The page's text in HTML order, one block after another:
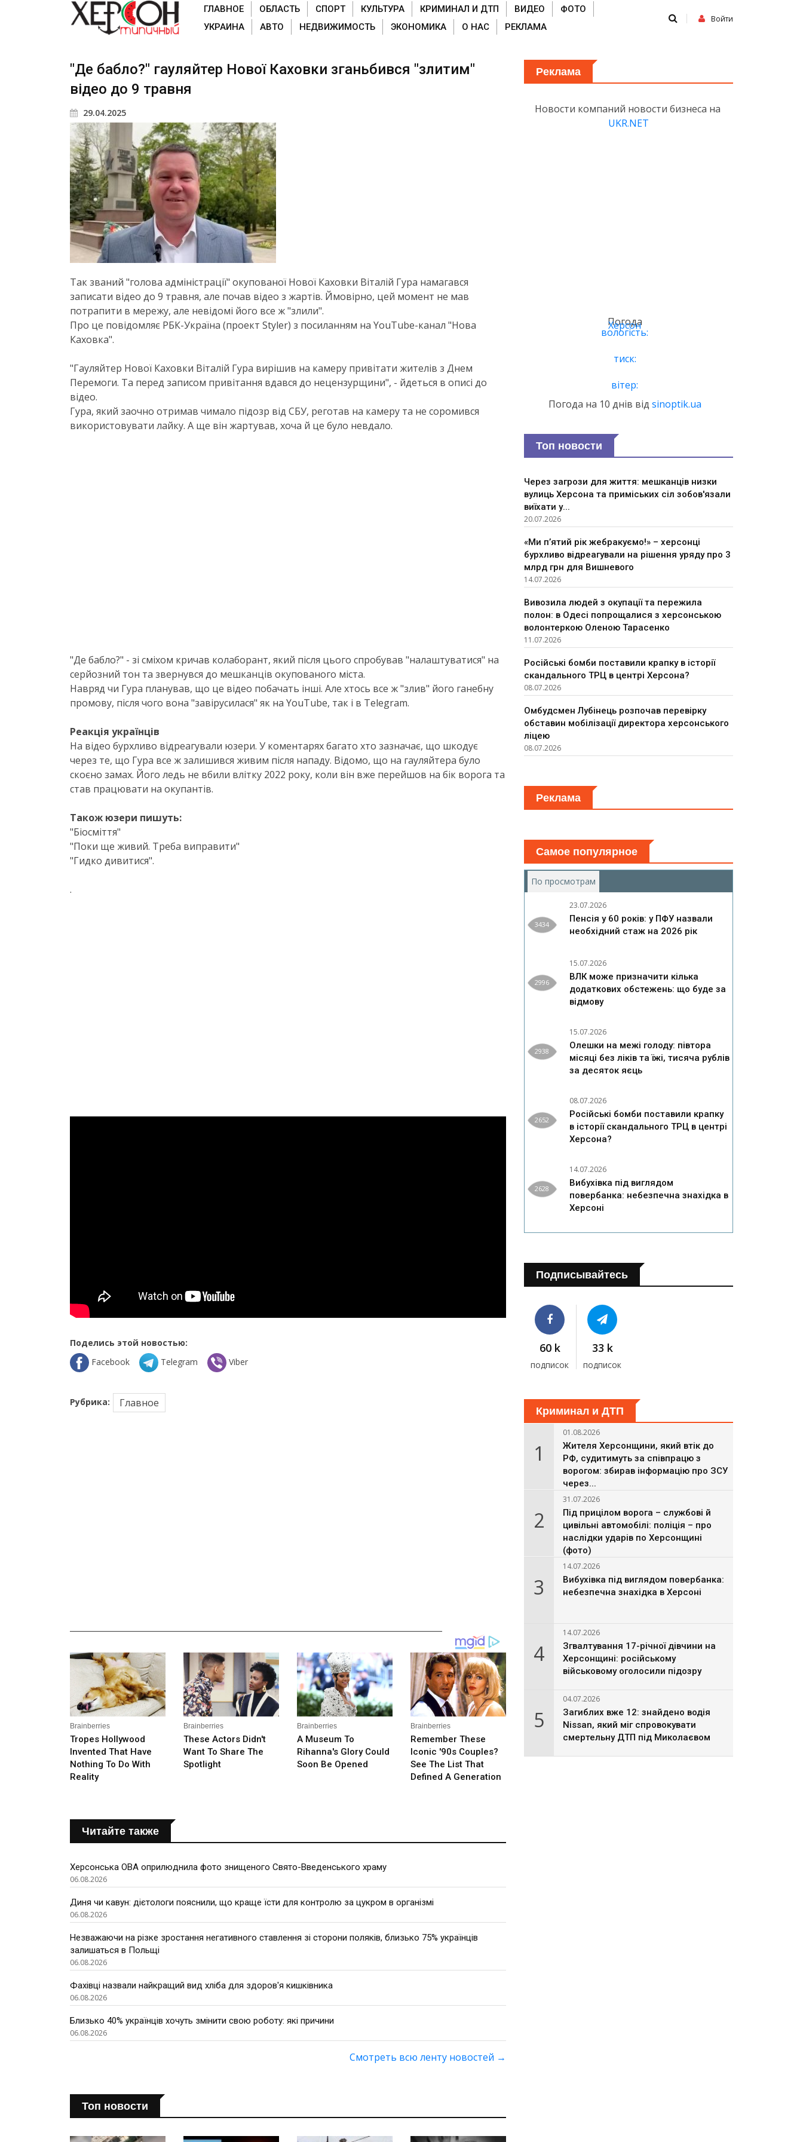
ГЛАВНОЕ ОБЛАСТЬ СПОРТ КУЛЬТУРА КРИМИНАЛ И ДТП ВИДЕО
ФОТО
УКРАИНА
АВТО НЕДВИЖИМОСТЬ ЭКОНОМИКА О НАС РЕКЛАМА
Войти
"Де бабло?" гауляйтер Нової Каховки зганьбився "злитим"
відео до 9 травня
29.04.2025
Так званий "голова адміністрації" окупованої Нової Каховки Віталій Гура намагався
записати відео до 9 травня, але почав відео з жартів. Ймовірно, цей момент не мав
потрапити в мережу, але невідомі його все ж "злили".
Про це повідомляє РБК-Україна (проект Styler) з посиланням на YouTube-канал "Нова
Каховка".
"Гауляйтер Нової Каховки Віталій Гура вирішив на камеру привітати жителів з Днем
Перемоги. Та перед записом привітання вдався до нецензурщини", - йдеться в описі до
відео.
Гура, який заочно отримав чимало підозр від СБУ, реготав на камеру та не соромився
використовувати лайку. А ще він жартував, хоча й це було невдало.
"Де бабло?" - зі сміхом кричав колаборант, який після цього спробував "налаштуватися" на
серйозний тон та звернувся до мешканців окупованого міста.
Навряд чи Гура планував, що це відео побачать інші. Але хтось все ж "злив" його ганебну
промову, після чого вона "завірусилася" як на YouTube, так і в Telegram.
Реакція українців
На відео бурхливо відреагували юзери. У коментарях багато хто зазначає, що шкодує
через те, що Гура все ж залишився живим після нападу. Відом​о, що на гауляйтера було
скоєно замах. Його ледь не ​вбили влітку 2022 року, коли він вже перейшов на бік ворога та
став працювати на окупантів.
Також юзери пишуть:
"Біосміття"
"Поки ще живий. Треба виправити"
"Гидко дивитися".
.
Поделись этой новостью:
Facebook
Telegram Viber
Рубрика: Главное
Читайте также
Херсонська ОВА оприлюднила фото знищеного Свято-Введенського храму
06.08.2026
Диня чи кавун: дієтологи пояснили, що краще їсти для контролю за цукром в організмі
06.08.2026
Незважаючи на різке зростання негативного ставлення зі сторони поляків, близько 75% українців
залишаться в Польщі
06.08.2026
Фахівці назвали найкращий вид хліба для здоров'я кишківника
06.08.2026
Близько 40% українців хочуть змінити свою роботу: які причини
06.08.2026
Смотреть всю ленту новостей →
Топ новости
Реклама
Новости компаний новости бизнеса на
UKR.NET
Погода
Херсон
вологість:
тиск:
вітер:
Погода на 10 днів від sinoptik.ua
Топ новости
Через загрози для життя: мешканців низки
вулиць Херсона та приміських сіл зобов'язали
виїхати у...
20.07.2026
«Ми п’ятий рік жебракуємо!» – херсонці
бурхливо відреагували на рішення уряду про 3
млрд грн для Вишневого
14.07.2026
Вивозила людей з окупації та пережила
полон: в Одесі попрощалися з херсонською
волонтеркою Оленою Тарасенко
11.07.2026
Російські бомби поставили крапку в історії
скандального ТРЦ в центрі Херсона?
08.07.2026
Омбудсмен Лубінець розпочав перевірку
обставин мобілізації директора херсонського
ліцею
08.07.2026
Реклама
Самое популярное
По просмотрам
3434
23.07.2026
Пенсія у 60 років: у ПФУ назвали
необхідний стаж на 2026 рік
2996
15.07.2026
ВЛК може призначити кілька
додаткових обстежень: що буде за
відмову
2938
15.07.2026
Олешки на межі голоду: півтора
місяці без ліків та їжі, тисяча рублів
за десяток яєць
2652
08.07.2026
Російські бомби поставили крапку
в історії скандального ТРЦ в центрі
Херсона?
2628
14.07.2026
Вибухівка під виглядом
повербанка: небезпечна знахідка в
Херсоні
Подписывайтесь
60 k
подписок
33 k
подписок
Криминал и ДТП
1
01.08.2026
Жителя Херсонщини, який втік до
РФ, судитимуть за співпрацю з
ворогом: збирав інформацію про ЗСУ
через...
2
31.07.2026
Під прицілом ворога – службові й
цивільні автомобілі: поліція – про
наслідки ударів по Херсонщині
(фото)
3
14.07.2026
Вибухівка під виглядом повербанка:
небезпечна знахідка в Херсоні
4
14.07.2026
Згвалтування 17-річної дівчини на
Херсонщині: російському
військовому оголосили підозру
5
04.07.2026
Загиблих вже 12: знайдено водія
Nissan, який міг спровокувати
смертельну ДТП під Миколаєвом